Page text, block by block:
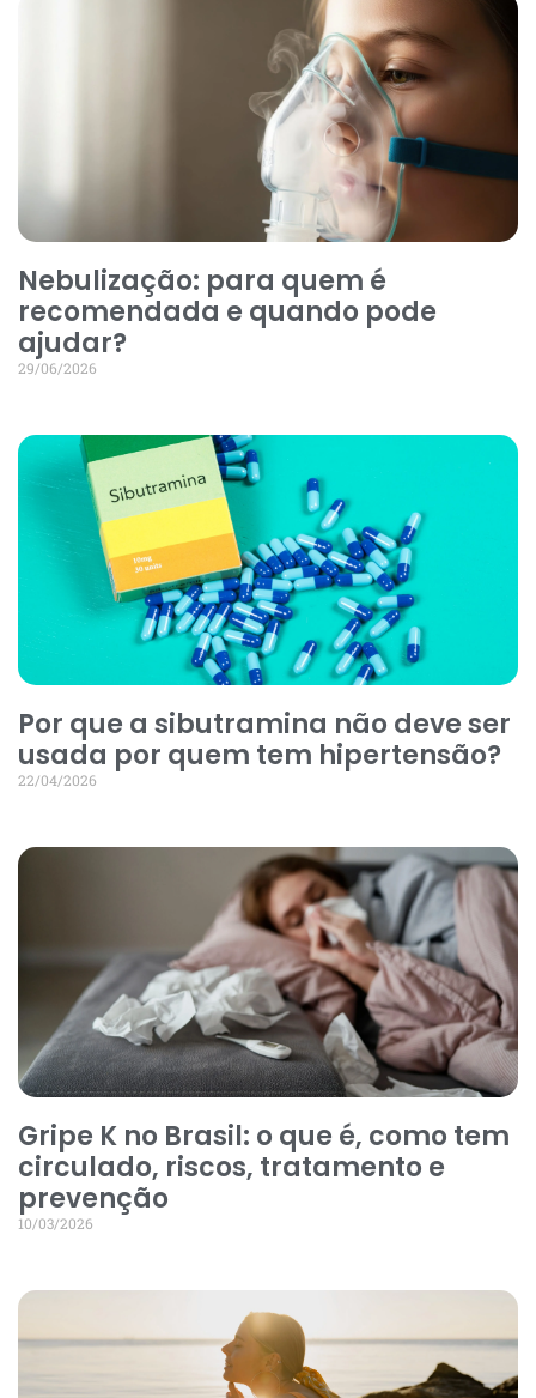
Nebulização: para quem é
recomendada e quando pode
ajudar?
29/06/2026
Por que a sibutramina não deve ser
usada por quem tem hipertensão?
22/04/2026
Gripe K no Brasil: o que é, como tem
circulado, riscos, tratamento e
prevenção
10/03/2026